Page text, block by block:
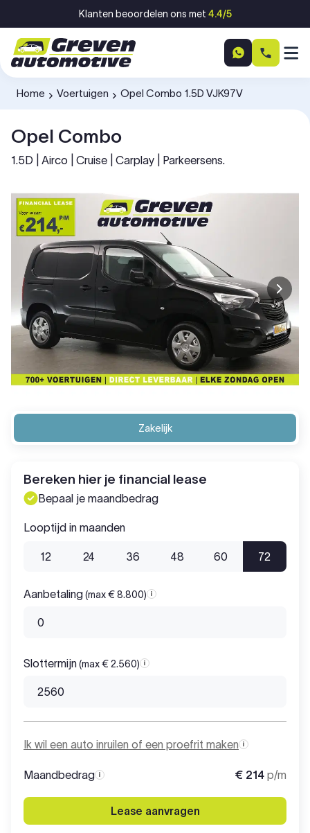
Ga naar inhoudKlanten beoordelen ons met 4.4/5
Home
-
Voertuigen
-
Opel Combo 1.5D VJK97V
Opel Combo
1.5D | Airco | Cruise | Carplay | Parkeersens.
Zakelijk
Bereken hier je financial lease
Bepaal je maandbedrag
Looptijd in maanden
12 24 36 48 60 72
Aanbetaling(max € 8.800) Aanbetaling
Slottermijn(max € 2.560) Slottermijn
Ik wil een auto inruilen of een proefrit maken
Maandbedrag Maandbedrag € 214 p/m
Lease aanvragen